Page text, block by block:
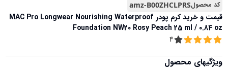
کد محصولamz-B00ZHCLPRS
قیمت و خرید
کرم پودر MAC Pro Longwear Nourishing Waterproof
Foundation NW20 Rosy Peach 25 ml / 0.84 oz
4
ویژگیهای محصول